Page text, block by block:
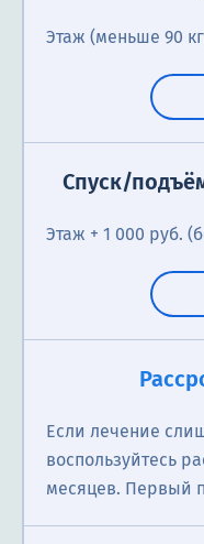
Этаж (меньше 90
Спуск/
Этаж + 1 000 руб.
Если лечение
воспользуйтесь
месяцев. Первый